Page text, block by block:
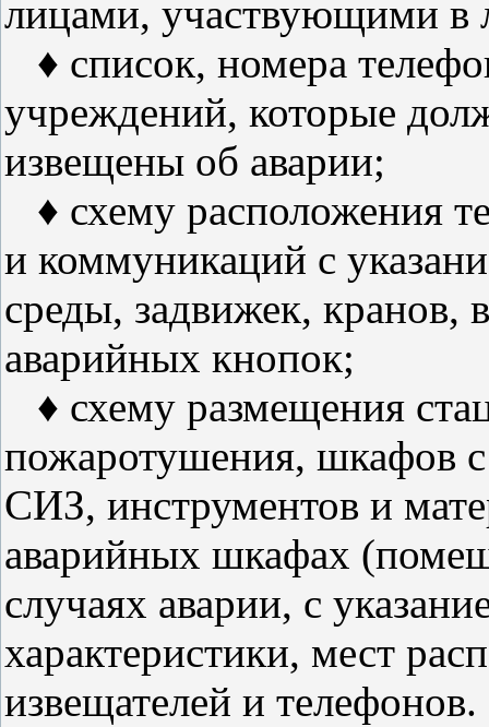
лицами, участвующими в
♦ список, номера
учреждений, которые
извещены об аварии;
♦ схему расположения
и коммуникаций с
среды, задвижек, кранов,
аварийных кнопок;
♦ схему размещения
пожаротушения, шкафов с
СИЗ, инструментов и
аварийных шкафах
случаях аварии, с
характеристики, мест
извещателей и телефонов.